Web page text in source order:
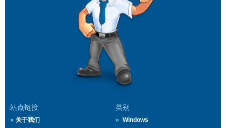
站点链接
关于我们
类别
Windows